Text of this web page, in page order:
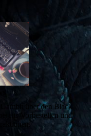
über den Black
Vorbestellen und